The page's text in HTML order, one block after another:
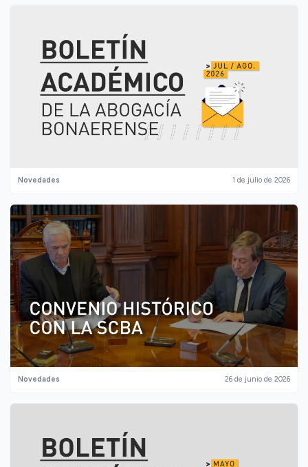
Novedades 1 de julio de 2026
Novedades 26 de junio de 2026